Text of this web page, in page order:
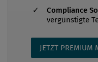
Compliance
vergünstigte
JETZT PREMIUM